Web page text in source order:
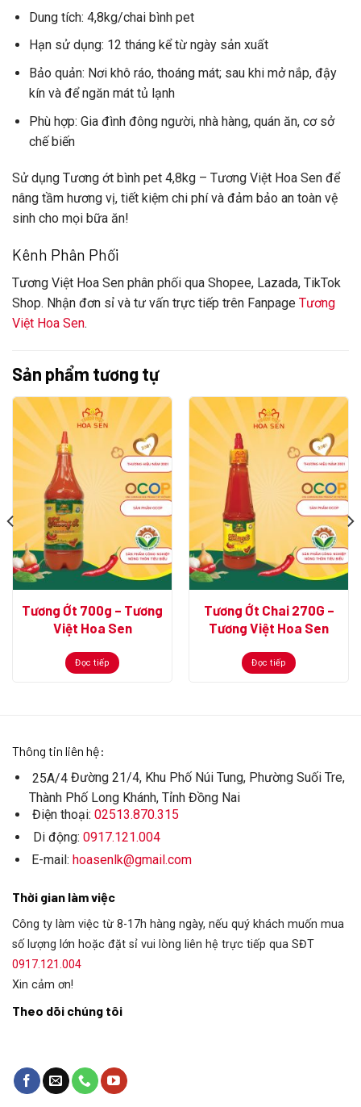
Dung tích: 4,8kg/chai bình pet
Hạn sử dụng: 12 tháng kể từ ngày sản xuất
Bảo quản: Nơi khô ráo, thoáng mát; sau khi mở nắp, đậy
kín và để ngăn mát tủ lạnh
Phù hợp: Gia đình đông người, nhà hàng, quán ăn, cơ sở
chế biến
Sử dụng Tương ớt bình pet 4,8kg – Tương Việt Hoa Sen để
nâng tầm hương vị, tiết kiệm chi phí và đảm bảo an toàn vệ
sinh cho mọi bữa ăn!
Kênh Phân Phối
Tương Việt Hoa Sen phân phối qua Shopee, Lazada, TikTok
Shop. Nhận đơn sỉ và tư vấn trực tiếp trên Fanpage Tương
Việt Hoa Sen.
Sản phẩm tương tự
Tương Ớt 700g – Tương
Việt Hoa Sen
Đọc tiếp
Tương Ớt Chai 270G –
Tương Việt Hoa Sen
Đọc tiếp
Thông tin liên hệ:
25A/4Đường 21/4, Khu Phố Núi Tung, Phường Suối Tre,
Thành Phố Long Khánh, Tỉnh Đồng Nai
Điện thoại: 02513.870.315
Di động: 0917.121.004
E-mail: hoasenlk@gmail.com
Thời gian làm việc
Công ty làm việc từ 8-17h hàng ngày, nếu quý khách muốn mua
số lượng lớn hoặc đặt sỉ vui lòng liên hệ trực tiếp qua SĐT
0917.121.004
Xin cảm ơn!
Theo dõi chúng tôi